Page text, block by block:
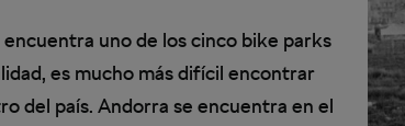
uno de los cinco bike parks
es mucho más difícil encontrar
del país. Andorra se encuentra en el